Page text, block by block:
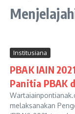
Institusiana
PBAK IAIN
Panitia PBAK
melaksanakan